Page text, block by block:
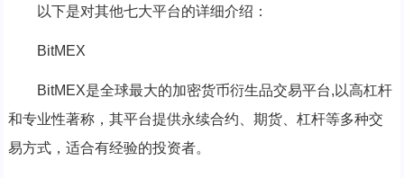
以下是对其他七大平台的详细介绍：
BitMEX
BitMEX是全球最大的加密货币衍生品交易平台,以高杠杆
和专业性著称，其平台提供永续合约、期货、杠杆等多种交
易方式，适合有经验的投资者。